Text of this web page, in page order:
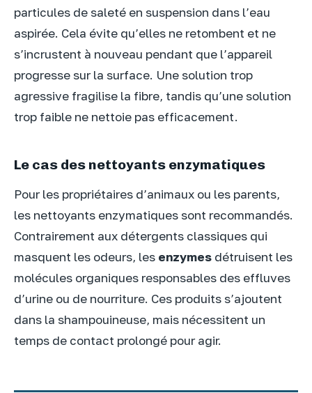
particules de saleté en suspension dans l’eau
aspirée. Cela évite qu’elles ne retombent et ne
s’incrustent à nouveau pendant que l’appareil
progresse sur la surface. Une solution trop
agressive fragilise la fibre, tandis qu’une solution
trop faible ne nettoie pas efficacement.
Le cas des nettoyants enzymatiques
Pour les propriétaires d’animaux ou les parents,
les nettoyants enzymatiques sont recommandés.
Contrairement aux détergents classiques qui
masquent les odeurs, les enzymes détruisent les
molécules organiques responsables des effluves
d’urine ou de nourriture. Ces produits s’ajoutent
dans la shampouineuse, mais nécessitent un
temps de contact prolongé pour agir.